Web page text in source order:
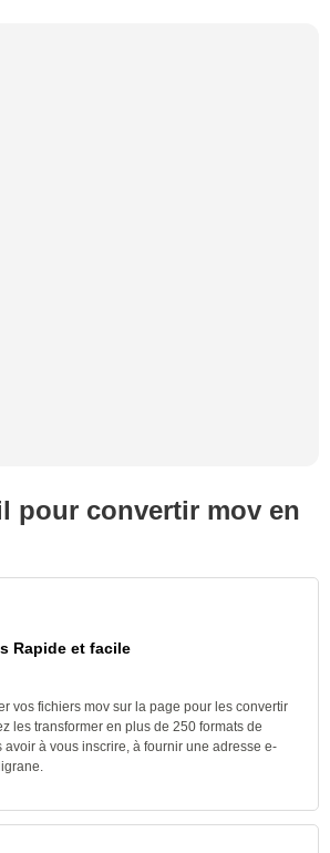
pour convertir mov en
Rapide et facile
vos fichiers mov sur la page pour les convertir
les transformer en plus de 250 formats de
avoir à vous inscrire, à fournir une adresse e-